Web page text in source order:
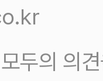
두의 의